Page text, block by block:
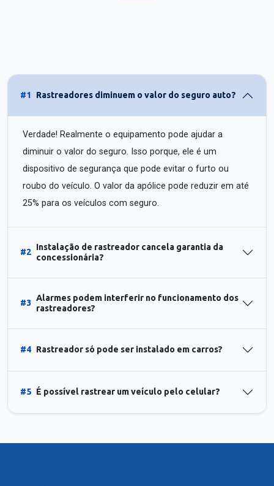
#1 Rastreadores diminuem o valor do seguro auto?
Verdade! Realmente o equipamento pode ajudar a
diminuir o valor do seguro. Isso porque, ele é um
dispositivo de segurança que pode evitar o furto ou
roubo do veículo. O valor da apólice pode reduzir em até
25% para os veículos com seguro.
#2
Instalação de rastreador cancela garantia da
concessionária?
#3
Alarmes podem interferir no funcionamento dos
rastreadores?
#4 Rastreador só pode ser instalado em carros?
#5 É possível rastrear um veículo pelo celular?